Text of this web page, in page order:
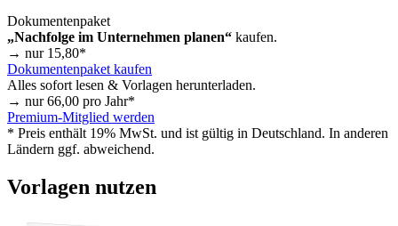
Dokumentenpaket
„Nachfolge im Unternehmen planen“ kaufen.
→ nur 15,80*
Dokumentenpaket kaufen
Alles sofort lesen & Vorlagen herunterladen.
→ nur66,00 pro Jahr*
Premium-Mitglied werden
* Preis enthält 19% MwSt. und ist gültig in Deutschland. In anderen
Ländern ggf. abweichend.
Vorlagen nutzen